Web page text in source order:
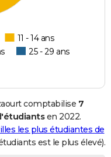
11 - 14 ans
25 - 29 ans
comptabilise 7
en 2022.
les plus étudiantes de
est le plus élevé).